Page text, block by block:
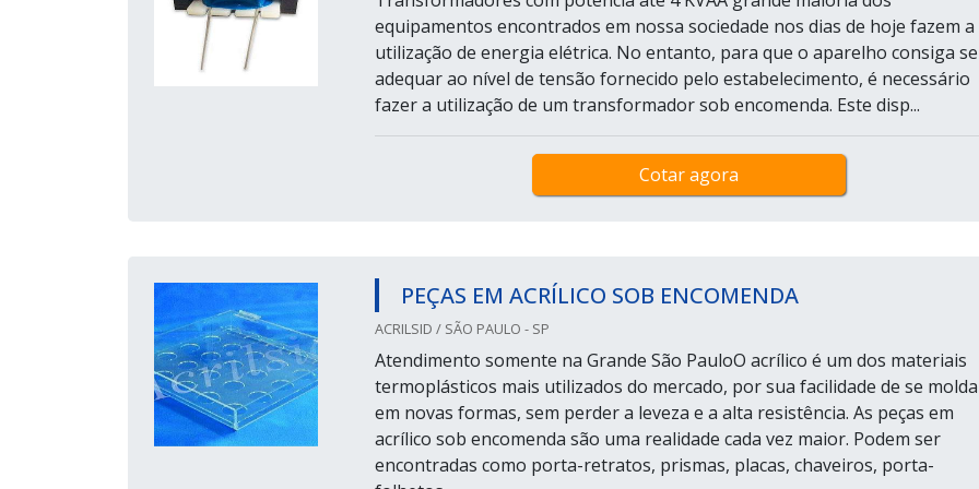
equipamentos encontrados em nossa sociedade nos dias de hoje fazem a
utilização de energia elétrica. No entanto, para que o aparelho consiga se
adequar ao nível de tensão fornecido pelo estabelecimento, é necessário
fazer a utilização de um transformador sob encomenda. Este disp...
Cotar agora
PEÇAS EM ACRÍLICO SOB ENCOMENDA
ACRILSID / SÃO PAULO - SP
Atendimento somente na Grande São PauloO acrílico é um dos materiais
termoplásticos mais utilizados do mercado, por sua facilidade de se
em novas formas, sem perder a leveza e a alta resistência. As peças em
acrílico sob encomenda são uma realidade cada vez maior. Podem ser
encontradas como porta-retratos, prismas, placas, chaveiros, porta-